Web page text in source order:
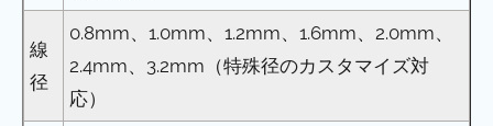
線
径
0.8mm、1.0mm、1.2mm、1.6mm、2.0mm、
2.4mm、3.2mm（特殊径のカスタマイズ対
応）